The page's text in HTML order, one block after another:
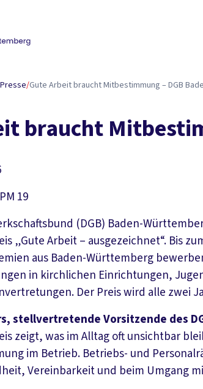
Presse/Gute Arbeit braucht Mitbestimmung – DGB
braucht
PM 19
(DGB) Baden-
„Gute Arbeit – ausgezeichnet“. Bis
aus Baden-Württemberg
in kirchlichen Einrichtungen,
Der Preis wird alle zwei
stellvertretende Vorsitzende des
zeigt, was im Alltag oft unsichtbar
im Betrieb. Betriebs- und
Vereinbarkeit und beim Umgang